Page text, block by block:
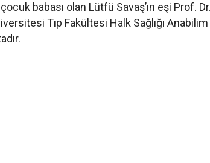
babası olan Lütfü Savaş’ın eşi Prof.
Tıp Fakültesi Halk Sağlığı